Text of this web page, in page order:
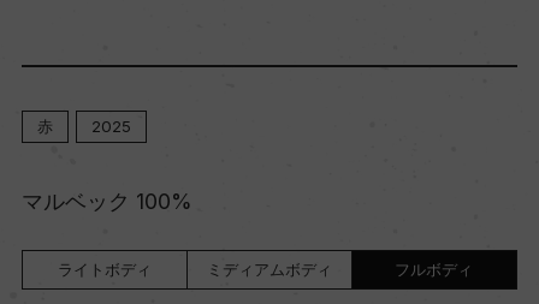
赤 2025
マルベック 100%
ライトボディ ミディアムボディ フルボディ